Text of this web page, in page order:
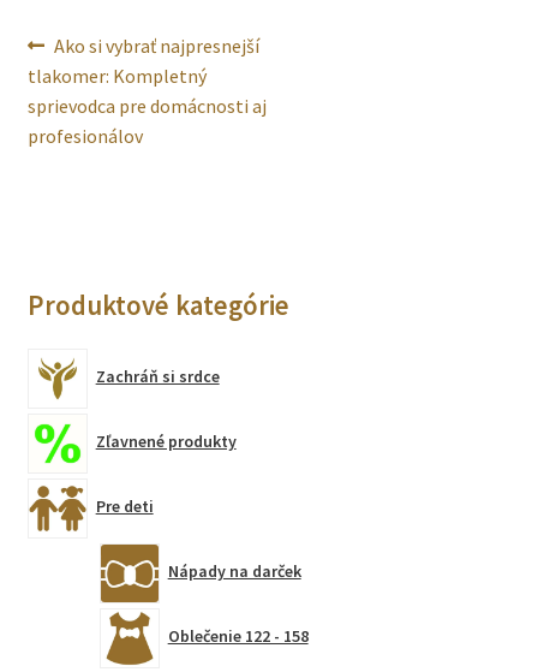
o
A
r
ú
n
Navigácia
v
článku
Predchádzajúci
článok:
Ako si vybrať najpresnejší
tlakomer: Kompletný
sprievodca pre domácnosti aj
profesionálov
Produktové kategórie
Zachráň si srdce
Zľavnené produkty
Pre deti
Nápady na darček
Oblečenie 122 - 158